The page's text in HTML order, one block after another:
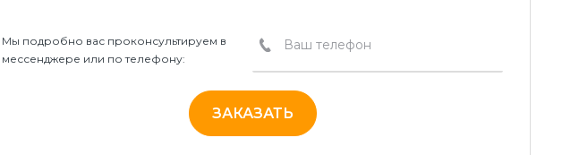
Мы подробно вас проконсультируем в
мессенджере или по телефону:
ЗАКАЗАТЬ